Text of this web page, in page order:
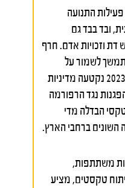
התנועה
ובד בבד גם
דת וזכויות אדם. חרף
לשמור על
עמדה א־פוליטית, בפברואר 2023 נקטעה מדיניות
נגד הרפורמה
הבדלה מדי
ברחבי הארץ.
משתתפות,
טקסטים, מציע